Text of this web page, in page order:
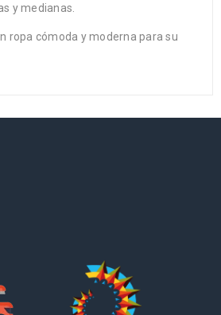
y medianas.
ropa cómoda y moderna para su